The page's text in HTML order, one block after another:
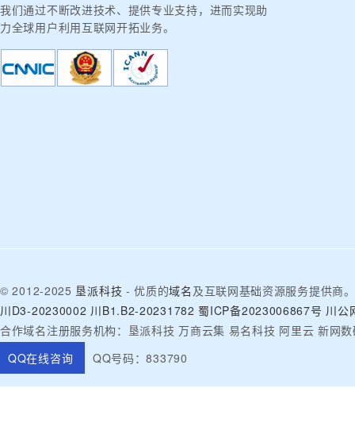
我们通过不断改进技术、提供专业支持，进而实现助
力全球用户利用互联网开拓业务。
© 2012-2025 垦派科技 - 优质的域名 及互联网基础资源服务提供商。
川D3-20230002 川B1.B2-20231782 蜀ICP备2023006867号 川公
合作域名注册服务机构：垦派科技 万商云集 易名科技 阿里云 新网
QQ在线咨询
QQ号码：833790